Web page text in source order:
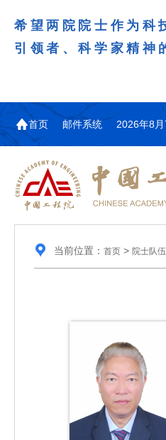
希望两院院士作为科
引领者、科学家精神
首页 邮件系统 2026年8
当前位置： 首页> 院士队伍